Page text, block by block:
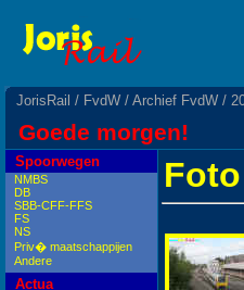
JorisRail / FvdW / Archief FvdW /
Goede morgen!
Spoorwegen
NMBS
DB
SBB-CFF-FFS
FS
NS
Priv� maatschappijen
Andere
Actua